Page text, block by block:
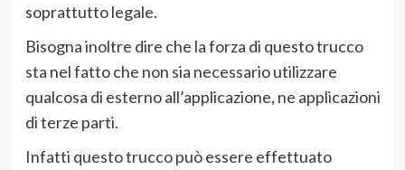
soprattutto legale.
Bisogna inoltre dire che la forza di questo trucco
sta nel fatto che non sia necessario utilizzare
qualcosa di esterno all’applicazione, ne applicazioni
di terze parti.
Infatti questo trucco può essere effettuato